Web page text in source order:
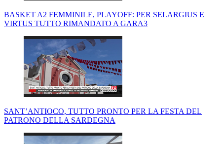
BASKET A2 FEMMINILE, PLAYOFF: PER SELARGIUS E
VIRTUS TUTTO RIMANDATO A GARA3
SANT’ANTIOCO, TUTTO PRONTO PER LA FESTA DEL
PATRONO DELLA SARDEGNA